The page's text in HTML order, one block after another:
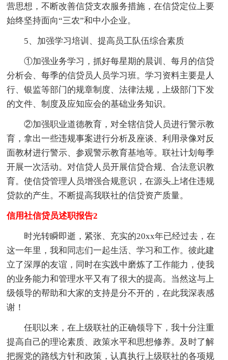
营思想，不断改善信贷支农服务措施，在信贷定位上要
始终坚持面向“三农”和中小企业。
5、加强学习培训、提高员工队伍综合素质
①加强业务学习，抓好每星期的晨训、每月的信贷
分析会、每季的信贷员人员学习班。学习资料主要是人
行、银监等部门的规章制度、法律法规，上级部门下发
的文件、制度及应知应会的基础业务知识。
②加强职业道德教育，对全辖信贷人员进行警示教
育，拿出一些违规事案进行分析及座谈、利用录像对反
面教材进行警示、参观警示教育基地等。联社计划每季
开展一次活动。对信贷人员开展信贷合规、合法意识教
育。使信贷管理人员增强合规意识，在源头上堵住违规
贷款的产生。不断提高我联社的信贷资产质量。
信用社信贷员述职报告2
时光转瞬即逝，紧张、充实的20xx年已经过去，在
这一年里，我和同志们一起生活、学习和工作。彼此建
立了深厚的友谊，同时在实践中磨炼了工作能力，使我
的业务能力和管理水平又有了很大的提高。当然这与上
级领导的帮助和大家的支持是分不开的，在此我深表感
谢！
任职以来，在上级联社的正确领导下，我十分注重
提高自己的理论素质、政策水平和思想修养。及时了解
把握党的路线方针和政策，认真执行上级联社的各项规